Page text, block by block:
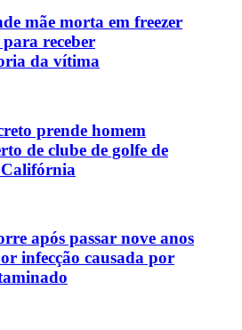
mãe morta em freezer
receber
da vítima
prende homem
de clube de golfe de
após passar nove anos
infecção causada por